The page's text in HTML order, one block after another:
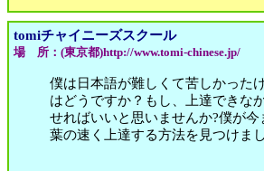
tomiチャイニーズスクール
場 所：(東京都)http://www.tomi-chinese.jp/
僕は日本語が難しくて苦しかった
はどうですか？もし、上達できな
せればいいと思いませんか?僕が
葉の速く上達する方法を見つけ